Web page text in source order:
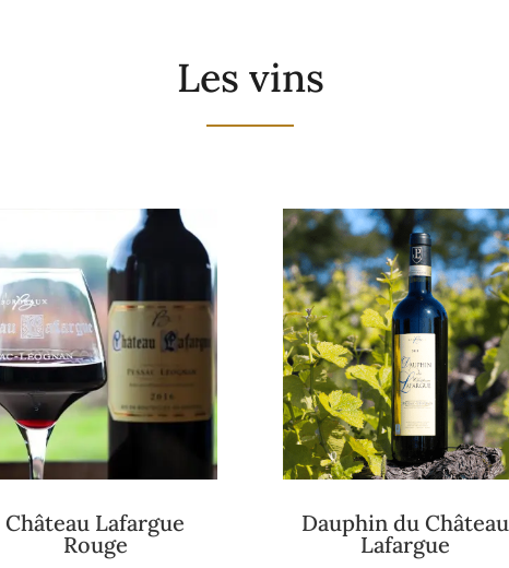
Les vins
Château Lafargue
Rouge
Dauphin du Château
Lafargue